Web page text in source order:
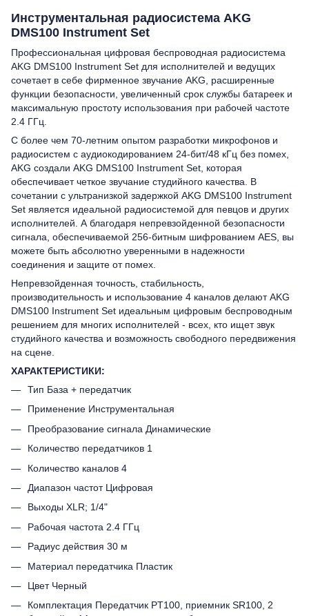
Инструментальная радиосистема AKG
DMS100 Instrument Set
Профессиональная цифровая беспроводная радиосистема
AKG DMS100 Instrument Set для исполнителей и ведущих
сочетает в себе фирменное звучание AKG, расширенные
функции безопасности, увеличенный срок службы батареек и
максимальную простоту использования при рабочей частоте
2.4 ГГц.
С более чем 70-летним опытом разработки микрофонов и
радиосистем с аудиокодированием 24-бит/48 кГц без помех,
AKG создали AKG DMS100 Instrument Set, которая
обеспечивает четкое звучание студийного качества. В
сочетании с ультранизкой задержкой AKG DMS100 Instrument
Set является идеальной радиосистемой для певцов и других
исполнителей. А благодаря непревзойденной безопасности
сигнала, обеспечиваемой 256-битным шифрованием AES, вы
можете быть абсолютно уверенными в надежности
соединения и защите от помех.
Непревзойденная точность, стабильность,
производительность и использование 4 каналов делают AKG
DMS100 Instrument Set идеальным цифровым беспроводным
решением для многих исполнителей - всех, кто ищет звук
студийного качества и возможность свободного передвижения
на сцене.
ХАРАКТЕРИСТИКИ:
Тип База + передатчик
Применение Инструментальная
Преобразование сигнала Динамические
Количество передатчиков 1
Количество каналов 4
Диапазон частот Цифровая
Выходы XLR; 1/4"
Рабочая частота 2.4 ГГц
Радиус действия 30 м
Материал передатчика Пластик
Цвет Черный
Комплектация Передатчик PT100, приемник SR100, 2